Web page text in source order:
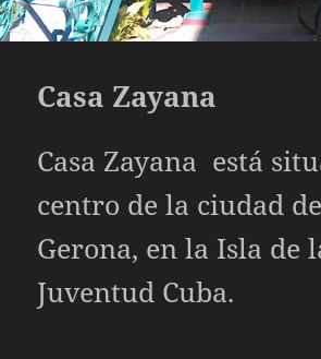
Casa Zayana
Casa Zayana está
centro de la ciudad
Gerona, en la Isla de
Juventud Cuba.